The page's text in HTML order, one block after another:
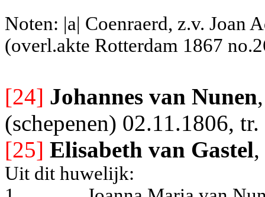
Noten: |a| Coenraerd, z.v. Joan
(overl.akte Rotterdam 1867
[24] Johannes van Nunen
(schepenen) 02.11.1806,
[25] Elisabeth van Gastel
Uit dit huwelijk: